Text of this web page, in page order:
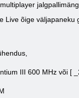
Live õige
III 600 MHz või [